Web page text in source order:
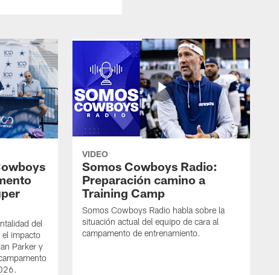
del
el impacto
Parker y
VIDEO
Somos Cowboys Radio:
Preparación camino a
Training Camp
Somos Cowboys Radio habla sobre la
situación actual del equipo de cara al
campamento de entrenamiento.